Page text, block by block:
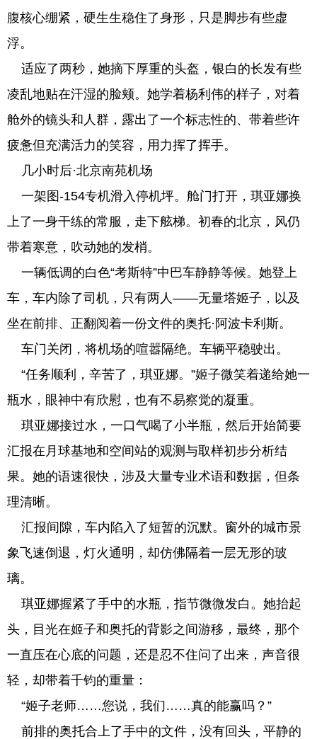
腹核心绷紧，硬生生稳住了身形，只是脚步有些虚
浮。
适应了两秒，她摘下厚重的头盔，银白的长发有些
凌乱地贴在汗湿的脸颊。她学着杨利伟的样子，对着
舱外的镜头和人群，露出了一个标志性的、带着些许
疲惫但充满活力的笑容，用力挥了挥手。
几小时后·北京南苑机场
一架图-154专机滑入停机坪。舱门打开，琪亚娜换
上了一身干练的常服，走下舷梯。初春的北京，风仍
带着寒意，吹动她的发梢。
一辆低调的白色“考斯特”中巴车静静等候。她登上
车，车内除了司机，只有两人——无量塔姬子，以及
坐在前排、正翻阅着一份文件的奥托·阿波卡利斯。
车门关闭，将机场的喧嚣隔绝。车辆平稳驶出。
“任务顺利，辛苦了，琪亚娜。”姬子微笑着递给她一
瓶水，眼神中有欣慰，也有不易察觉的凝重。
琪亚娜接过水，一口气喝了小半瓶，然后开始简要
汇报在月球基地和空间站的观测与取样初步分析结
果。她的语速很快，涉及大量专业术语和数据，但条
理清晰。
汇报间隙，车内陷入了短暂的沉默。窗外的城市景
象飞速倒退，灯火通明，却仿佛隔着一层无形的玻
璃。
琪亚娜握紧了手中的水瓶，指节微微发白。她抬起
头，目光在姬子和奥托的背影之间游移，最终，那个
一直压在心底的问题，还是忍不住问了出来，声音很
轻，却带着千钧的重量：
“姬子老师……您说，我们……真的能赢吗？”
前排的奥托合上了手中的文件，没有回头，平静的